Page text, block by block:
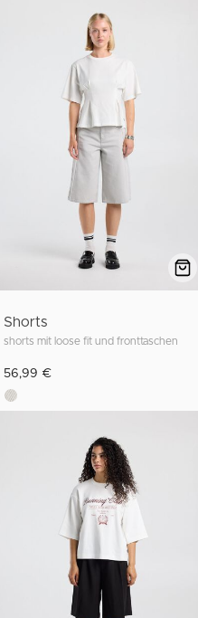
Shorts
shorts mit loose fit und fronttaschen
56,99 €